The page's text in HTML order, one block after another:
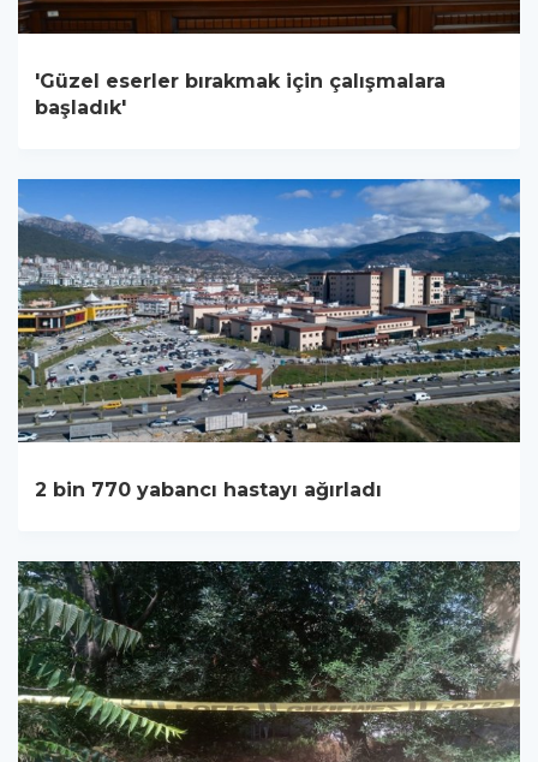
'Güzel eserler bırakmak için çalışmalara
başladık'
2 bin 770 yabancı hastayı ağırladı